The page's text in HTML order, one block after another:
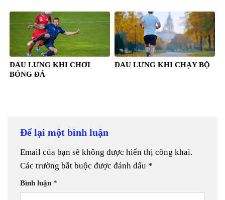
ĐAU LƯNG KHI CHƠI
BÓNG ĐÁ
ĐAU LƯNG KHI CHẠY BỘ
Để lại một bình luận
Email của bạn sẽ không được hiển thị công khai.
Các trường bắt buộc được đánh dấu *
Bình luận *